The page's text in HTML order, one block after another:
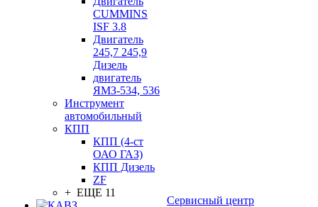
CUMMINS
ISF 3.8
Двигатель
245,7 245,9
Дизель
двигатель
ЯМЗ-534, 536
Инструмент
автомобильный
КПП
КПП (4-ст
ОАО ГАЗ)
КПП Дизель
ZF
+ ЕЩЕ 11
Сервисный центр